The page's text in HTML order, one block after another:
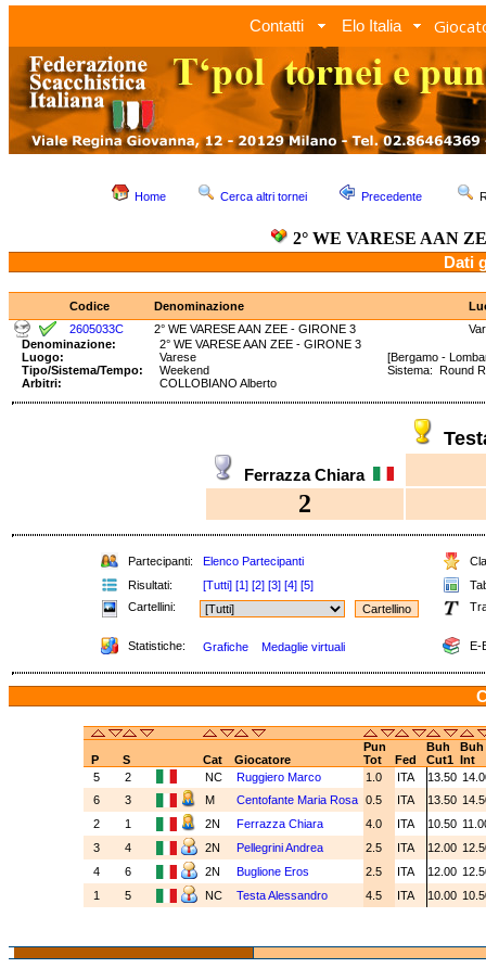
Contatti Elo Italia
Home Cerca altri tornei Precedente
2° WE VARESE AAN
Dati
Codice Denominazione
2605033C
2° WE VARESE AAN ZEE - GIRONE 3
Denominazione:
2° WE VARESE AAN ZEE - GIRONE 3
Luogo:
Varese
[Bergamo -
Tipo/Sistema/Tempo:
Weekend
Sistema: Round
Arbitri:
COLLOBIANO Alberto
Ferrazza Chiara
2
Partecipanti: Elenco Partecipanti
Risultati:
[Tutti] [1] [2] [3] [4] [5]
Cartellini:
Statistiche: Grafiche Medaglie virtuali E-
Pun Buh
Buh
P
S Cat Giocatore Tot Fed Cut1 Int
5
2 NC Ruggiero Marco 1.0 ITA 13.50
6
3 M Centofante Maria Rosa 0.5 ITA 13.50
2
1 2N Ferrazza Chiara 4.0 ITA 10.50
3
4 2N Pellegrini Andrea 2.5 ITA 12.00
4
6 2N Buglione Eros 2.5 ITA 12.00
1
5 NC Testa Alessandro 4.5 ITA 10.00